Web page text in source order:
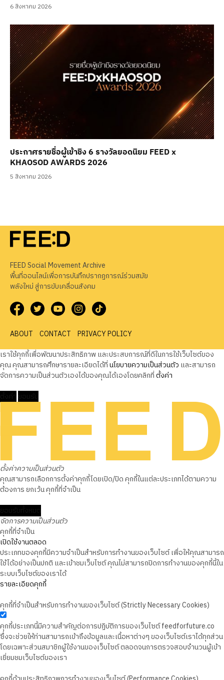
6 สิงหาคม 2026
ประกาศรายชื่อผู้เข้าชิง 6 รางวัลยอดนิยม FEED x
KHAOSOD AWARDS 2026
5 สิงหาคม 2026
FEED Social Movement Archive
พื้นที่ออนไลน์เพื่อการบันทึกปรากฏการณ์ร่วมสมัย
พลังใหม่ สู่การขับเคลื่อนสังคม
ABOUT CONTACT
PRIVACY POLICY
เราใช้คุกกี้เพื่อพัฒนาประสิทธิภาพ และประสบการณ์ที่ดีในการใช้เว็บไซต์ของ
คุณ คุณสามารถศึกษารายละเอียดได้ที่นโยบายความเป็นส่วนตัว และสามารถ
จัดการความเป็นส่วนตัวเองได้ของคุณได้เองโดยคลิกที่ตั้งค่า
ตั้งค่าความเป็นส่วนตัว
คุณสามารถเลือกการตั้งค่าคุกกี้โดยเปิด/ปิด คุกกี้ในแต่ละประเภทได้ตามความ
ต้องการ ยกเว้น คุกกี้ที่จำเป็น
จัดการความเป็นส่วนตัว
คุกกี้ที่จำเป็น
เปิดใช้งานตลอด
ประเภทของคุกกี้มีความจำเป็นสำหรับการทำงานของเว็บไซต์ เพื่อให้คุณสามารถ
ใช้ได้อย่างเป็นปกติ และเข้าชมเว็บไซต์ คุณไม่สามารถปิดการทำงานของคุกกี้นี้ใน
ระบบเว็บไซต์ของเราได้
รายละเอียดคุกกี้
คุกกี้ที่จำเป็นสำหรับการทำงานของเว็บไซต์ (Strictly Necessary Cookies)
คุกกี้ประเภทนี้มีความสำคัญต่อการปฏิบัติการของเว็บไซต์ feedforfuture.co
ซึ่งจะช่วยให้ท่านสามารถเข้าถึงข้อมูลและเนื้อหาต่างๆ ของเว็บไซต์เราได้ทุกส่วน
โดยเฉพาะส่วนสมาชิกผู้ใช้งานของเว็บไซต์ ตลอดจนการตรวจสอบจำนวนผู้เข้า
เยี่ยมชมเว็บไซต์ของเรา